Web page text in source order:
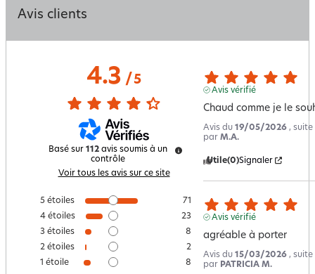
Avis clients
4.3/ 5
Basé sur 112 avis soumis à un
contrôle
Voir tous les avis sur ce site
5 étoiles
71
4 étoiles
23
3 étoiles
8
2 étoiles
2
1 étoile 8
Avis vérifié
Chaud comme je le
Avis du 19/05/2026 , suite
par M.A.
Utile(0)Signaler
Avis vérifié
agréable à porter
Avis du 15/03/2026 , suite
par PATRICIA M.